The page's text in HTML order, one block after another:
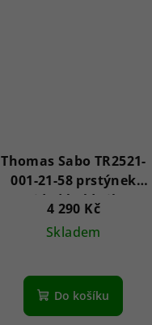
Thomas Sabo TR2521-
001-21-58 prstýnek
Braided bold Silver
4 290 Kč
Skladem
Do košíku